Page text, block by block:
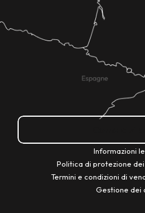
Informazioni
Politica di protezione
Termini e condizioni di
Gestione dei